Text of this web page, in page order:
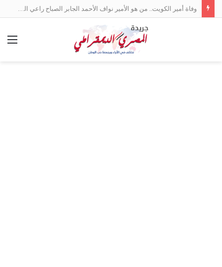
وفاة أمير الكويت.. من هو الأمير نواف الأحمد الجابر الصباح راعي السلام بين العرب؟